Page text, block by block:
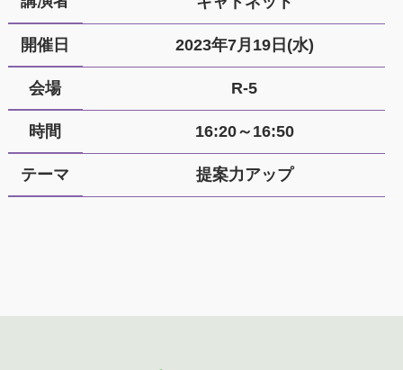
開催日 2023年7月19日(水)
会場 R-5
時間 16:20～16:50
テーマ 提案力アップ